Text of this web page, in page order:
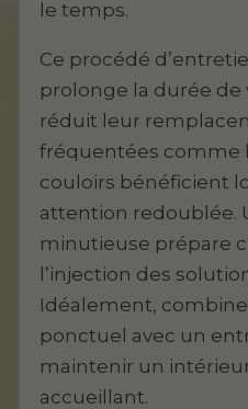
le temps.
Ce procédé
prolonge la durée de
réduit leur
fréquentées comme
couloirs bénéficient
attention redoublée.
minutieuse prépare
l’injection des
Idéalement,
ponctuel avec un
maintenir un
accueillant.